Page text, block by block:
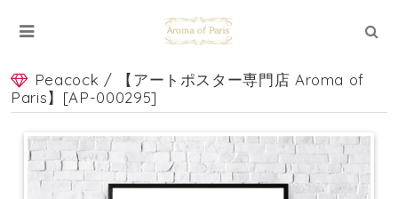
Peacock / 【アートポスター専門店 Aroma of
Paris】[AP-000295]